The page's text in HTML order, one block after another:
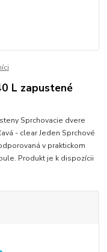
L zapustené
Sprchovacie dvere
- clear Jeden Sprchové
v praktickom
Produkt je k dispozícii